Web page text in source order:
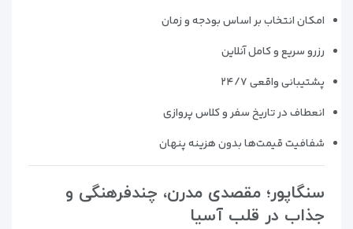
امکان انتخاب بر اساس بودجه و زمان
رزرو سریع و کامل آنلاین
پشتیبانی واقعی ۲۴/۷
انعطاف در تاریخ سفر و کلاس پروازی
شفافیت قیمت‌ها بدون هزینه پنهان
سنگاپور؛ مقصدی مدرن، چندفرهنگی و
جذاب در قلب آسیا